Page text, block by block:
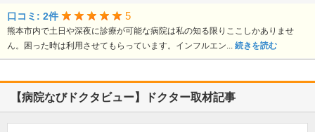
口コミ: 2件 5
熊本市内で土日や深夜に診療が可能な病院は私の知る限りここしかありませ
ん。困った時は利用させてもらっています。インフルエン... 続きを読む
【病院なびドクタビュー】ドクター取材記事